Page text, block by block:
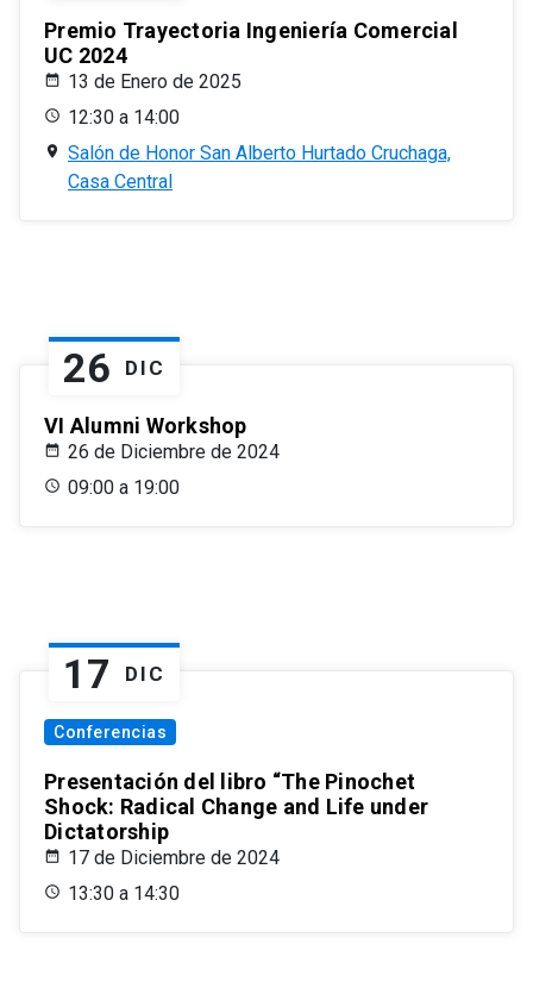
Premio Trayectoria Ingeniería Comercial
UC 2024
13 de Enero de 2025
12:30 a 14:00
Salón de Honor San Alberto Hurtado Cruchaga,
Casa Central
26 DIC
VI Alumni Workshop
26 de Diciembre de 2024
09:00 a 19:00
17 DIC
Conferencias
Presentación del libro “The Pinochet
Shock: Radical Change and Life under
Dictatorship
17 de Diciembre de 2024
13:30 a 14:30